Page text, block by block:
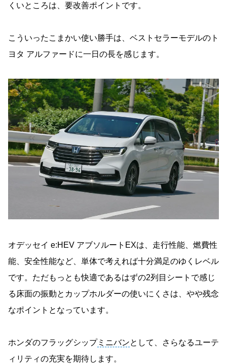
くいところは、要改善ポイントです。
こういったこまかい使い勝手は、ベストセラーモデルのト
ヨタ アルファードに一日の長を感じます。
オデッセイ e:HEV アブソルートEXは、走行性能、燃費性
能、安全性能など、単体で考えれば十分満足のゆくレベル
です。ただもっとも快適であるはずの2列目シートで感じ
る床面の振動とカップホルダーの使いにくさは、やや残念
なポイントとなっています。
ホンダのフラッグシップミニバンとして、さらなるユーテ
ィリティの充実を期待します。